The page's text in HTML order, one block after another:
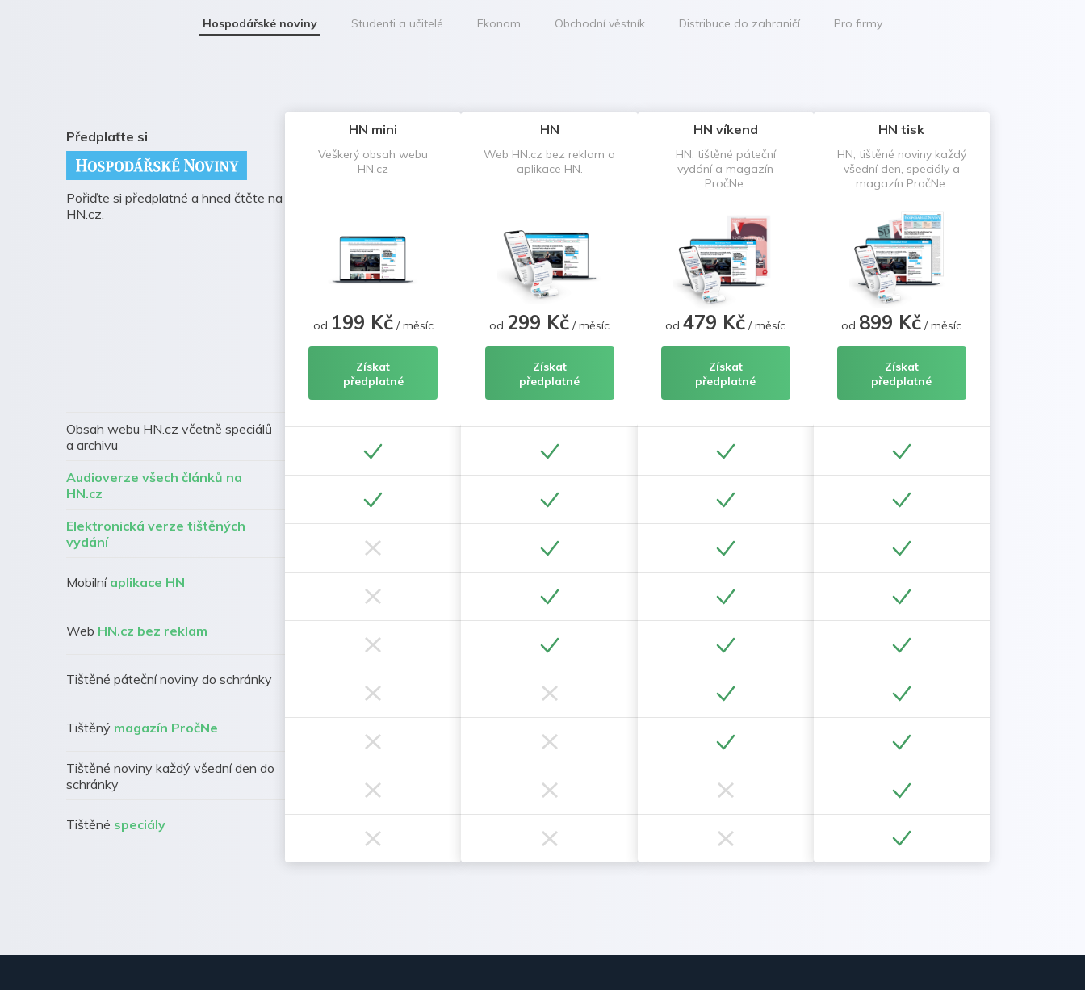
Hospodářské noviny Studenti a učitelé Ekonom Obchodní věstník Distribuce do zahraničí Pro firmy
Předplaťte si
Pořiďte si předplatné a hned čtěte na
HN.cz.
Obsah webu HN.cz včetně speciálů
a archivu
Audioverze všech článků na
HN.cz
Elektronická verze tištěných
vydání
Mobilní aplikace HN
Web HN.cz bez reklam
Tištěné páteční noviny do schránky
Tištěný magazín PročNe
Tištěné noviny každý všední den do
schránky
Tištěné speciály
HN mini
Veškerý obsah webu
HN.cz
od 199 Kč/ měsíc
Získat
předplatné
HN
Web HN.cz bez reklam a
aplikace HN.
od 299 Kč / měsíc
Získat
předplatné
HN víkend
HN, tištěné páteční
vydání a magazín
PročNe.
od479 Kč / měsíc
Získat
předplatné
HN tisk
HN, tištěné noviny každý
všední den, speciály a
magazín PročNe.
od 899 Kč / měsíc
Získat
předplatné